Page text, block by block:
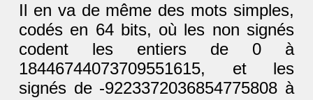
Il en va de même des mots simples,
codés en 64 bits, où les non signés
codent les entiers de 0 à
18446744073709551615, et les
signés de -9223372036854775808 à